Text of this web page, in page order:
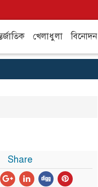
খেলাধুলা বিনোদন
Share